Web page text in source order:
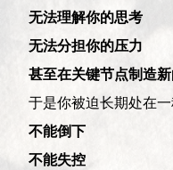
无法理解你的思考
无法分担你的压力
甚至在关键节点制造
于是你被迫长期处在一
不能倒下
不能失控